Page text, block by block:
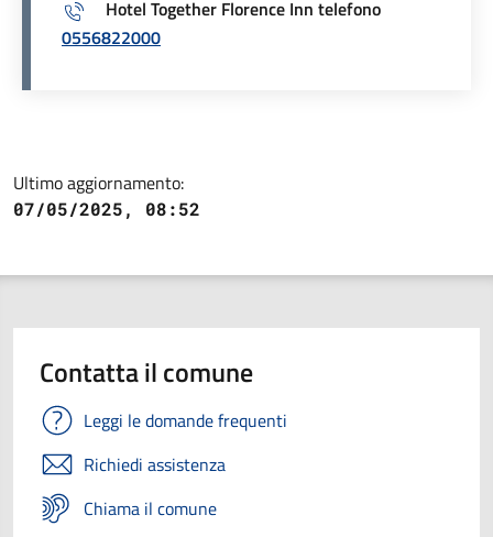
Hotel Together Florence Inn telefono
0556822000
Ultimo aggiornamento:
07/05/2025, 08:52
Contatta il comune
Leggi le domande frequenti
Richiedi assistenza
Chiama il comune